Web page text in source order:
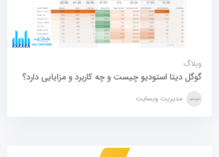
وبلاگ
گوگل دیتا استودیو چیست و چه کاربرد و مزایایی دارد؟
مدیریت وبسایت